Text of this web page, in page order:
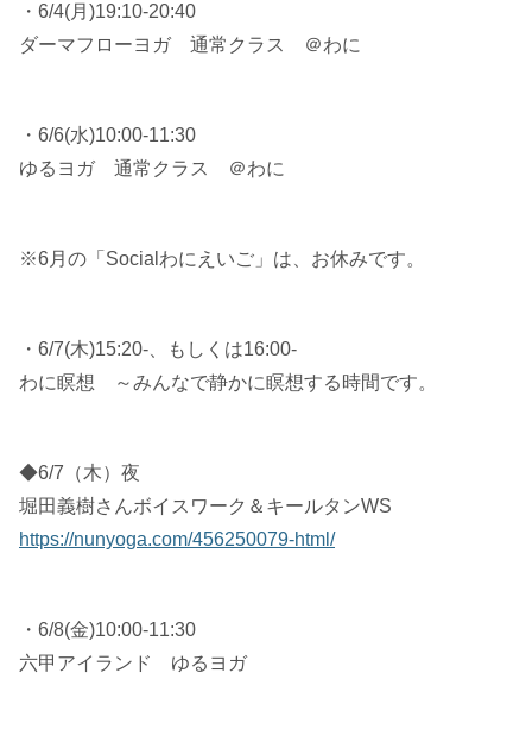
・6/4(月)19:10-20:40
ダーマフローヨガ 通常クラス ＠わに
・6/6(水)10:00-11:30
ゆるヨガ 通常クラス ＠わに
※6月の「Socialわにえいご」は、お休みです。
・6/7(木)15:20-、もしくは16:00-
わに瞑想 ～みんなで静かに瞑想する時間です。
◆6/7（木）夜
堀田義樹さんボイスワーク＆キールタンWS
https://nunyoga.com/456250079-html/
・6/8(金)10:00-11:30
六甲アイランド ゆるヨガ